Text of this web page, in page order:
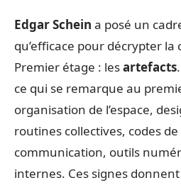
Edgar Schein a posé un
qu’efficace pour décrypter la
Premier étage : lesartefacts
ce qui se remarque au
organisation de l’espace,
routines collectives, codes
communication, outils
internes. Ces signes